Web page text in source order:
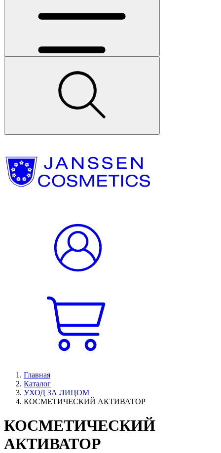
Главная
Каталог
УХОД ЗА ЛИЦОМ
КОСМЕТИЧЕСКИЙ АКТИВАТОР
КОСМЕТИЧЕСКИЙ
АКТИВАТОР